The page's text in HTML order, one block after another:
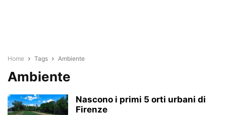
Home Tags Ambiente
Ambiente
Nascono i primi 5 orti urbani di
Firenze